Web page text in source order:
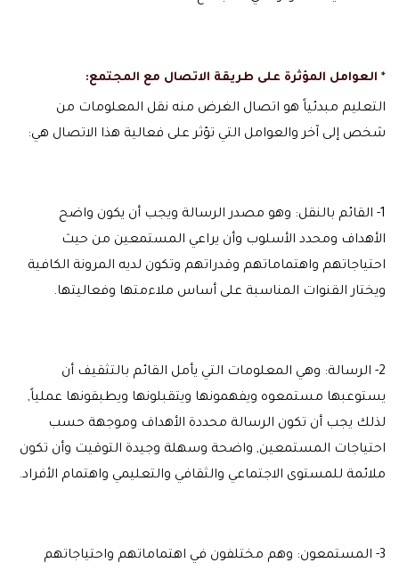
* العوامل المؤثرة على طريقة الاتصال مع المجتمع:
التعليم مبدئياً هو اتصال الغرض منه نقل المعلومات من
شخص إلى آخر والعوامل التي تؤثر على فعالية هذا الاتصال هي:
1- القائم بالنقل: وهو مصدر الرسالة ويجب أن يكون واضح
الأهداف ومحدد الأسلوب وأن يراعي المستمعين من حيث
احتياجاتهم واهتماماتهم وقدراتهم وتكون لديه المرونة الكافية
ويختار القنوات المناسبة على أساس ملاءمتها وفعاليتها.
2- الرسالة: وهي المعلومات التي يأمل القائم بالتثقيف أن
يستوعبها مستمعوه ويفهمونها ويتقبلونها ويطبقونها عملياً,
لذلك يجب أن تكون الرسالة محددة الأهداف وموجهة حسب
احتياجات المستمعين, واضحة وسهلة وجيدة التوقيت وأن تكون
ملائمة للمستوى الاجتماعي والثقافي والتعليمي واهتمام الأفراد.
3- المستمعون: وهم مختلفون في اهتماماتهم واحتياجاتهم